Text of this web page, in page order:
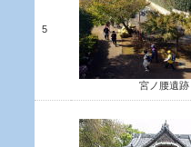
5
宮ノ腰遺跡